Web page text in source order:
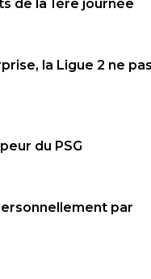
de la 1ère journée
la Ligue 2 ne
du PSG
par